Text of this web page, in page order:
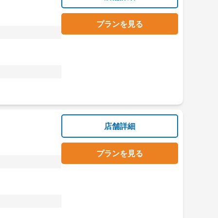
プランを見る
店舗詳細
プランを見る